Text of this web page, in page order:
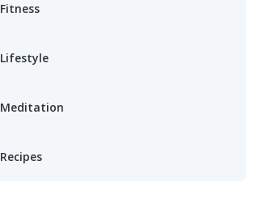
Fitness
Lifestyle
Meditation
Recipes